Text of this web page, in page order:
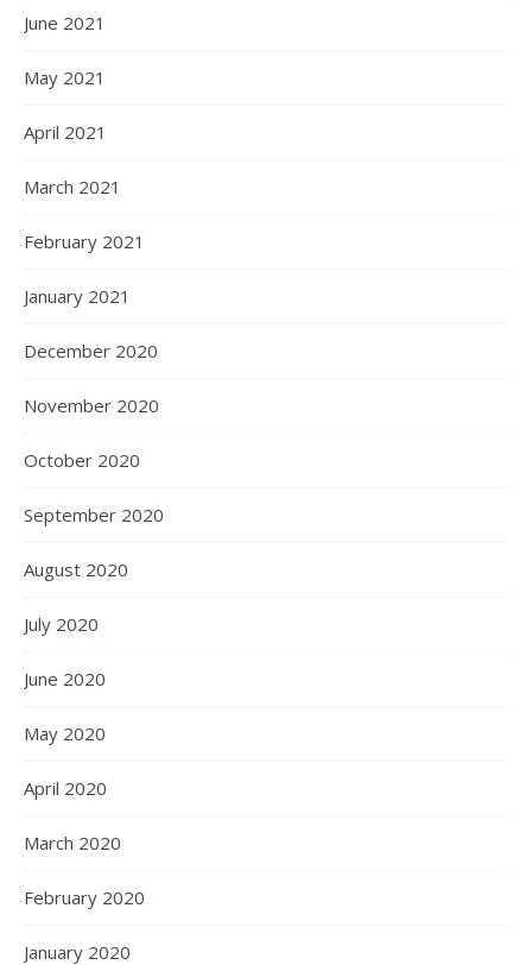
June 2021
May 2021
April 2021
March 2021
February 2021
January 2021
December 2020
November 2020
October 2020
September 2020
August 2020
July 2020
June 2020
May 2020
April 2020
March 2020
February 2020
January 2020